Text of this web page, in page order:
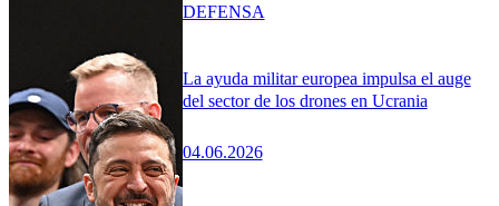
La ayuda militar europea impulsa el auge
del sector de los drones en Ucrania
04.06.2026
DEFENSA